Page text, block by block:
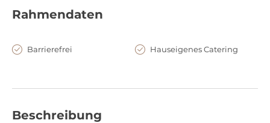
Rahmendaten
Barrierefrei Hauseigenes Catering
Beschreibung